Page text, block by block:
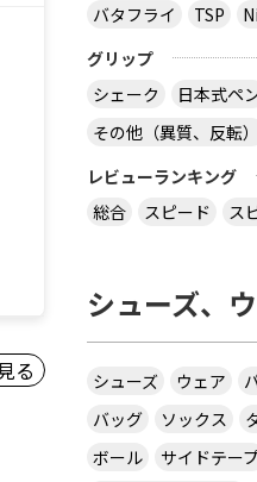
る
バタフライ
TSP
グリップ
シェーク
日本式ペ
その他（異質、反転）
レビューランキング
総合
スピード ス
シューズ、
シューズ ウェア
バッグ
ソックス
ボール
サイドテー